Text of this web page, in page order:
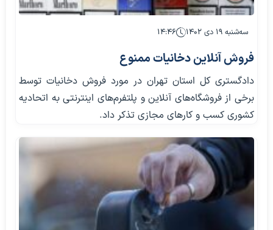
سه‌شنبه ۱۹ دی ۱۴۰۲ ۱۴:۴۶
فروش آنلاین دخانیات ممنوع
دادگستری کل استان تهران در مورد فروش دخانیات توسط
برخی از فروشگاه‌های آنلاین و پلتفرم‌های اینترنتی به اتحادیه
کشوری کسب و کارهای مجازی تذکر داد.